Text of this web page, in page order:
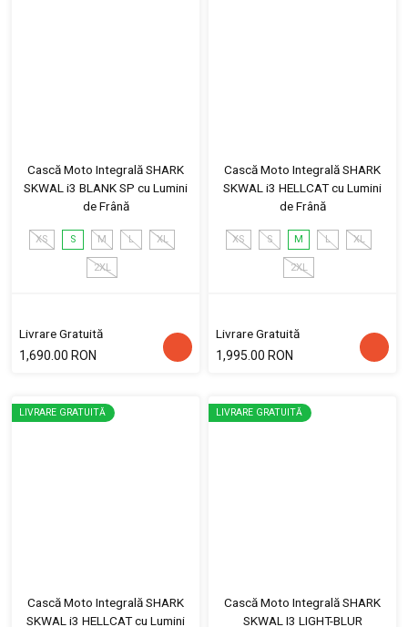
Cască Moto Integrală SHARK
SKWAL i3 BLANK SP cu Lumini
de Frână
XS S M L XL
2XL
Livrare Gratuită
1,690.00 RON
Cască Moto Integrală SHARK
SKWAL i3 HELLCAT cu Lumini
de Frână
XS S M L XL
2XL
Livrare Gratuită
1,995.00 RON
LIVRARE GRATUITĂ
Cască Moto Integrală SHARK
SKWAL i3 HELLCAT cu Lumini
LIVRARE GRATUITĂ
Cască Moto Integrală SHARK
SKWAL I3 LIGHT-BLUR